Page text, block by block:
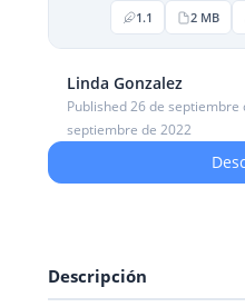
1.1 2 MB
Linda Gonzalez
Published 26 de septiembre
septiembre de 2022
Descripción